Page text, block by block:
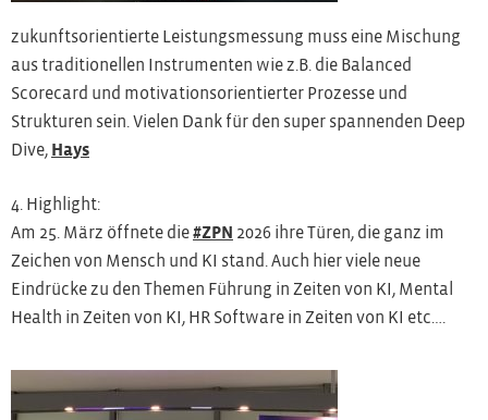
zukunftsorientierte Leistungsmessung muss eine Mischung
aus traditionellen Instrumenten wie z.B. die Balanced
Scorecard und motivationsorientierter Prozesse und
Strukturen sein. Vielen Dank für den super spannenden Deep
Dive, Hays
4. Highlight:
Am 25. März öffnete die #ZPN 2026 ihre Türen, die ganz im
Zeichen von Mensch und KI stand. Auch hier viele neue
Eindrücke zu den Themen Führung in Zeiten von KI, Mental
Health in Zeiten von KI, HR Software in Zeiten von KI etc….